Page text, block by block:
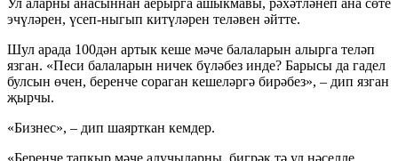
эчүләрен, үсеп-ныгып китүләрен теләвен әйтте.
Шул арада 100дән артык кеше мәче балаларын алырга теләп
язган. «Песи балаларын ничек бүләбез инде? Барысы да гадел
булсын өчен, беренче сораган кешеләргә бирәбез», – дип язган
җырчы.
«Бизнес», – дип шаярткан кемдер.
«Беренче тапкыр мәче алучыларны, бигрәк тә ул нәселле